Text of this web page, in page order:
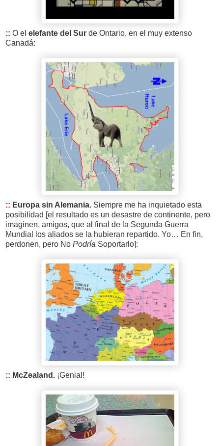
:: O el elefante del Sur de Ontario, en el muy extenso
Canadá:
:: Europa sin Alemania. Siempre me ha inquietado esta
posibilidad [el resultado es un desastre de continente, pero
imaginen, amigos, que al final de la Segunda Guerra
Mundial los aliados se la hubieran repartido. Yo… En fin,
perdonen, pero No Podría Soportarlo]:
:: McZealand. ¡Genial!